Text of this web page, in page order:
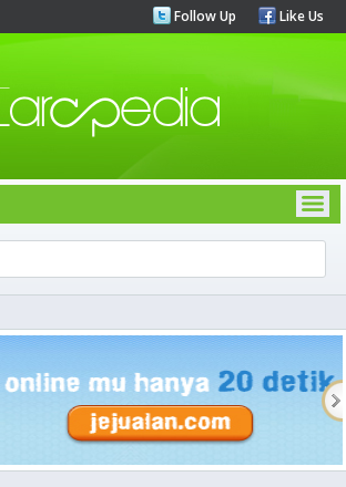
Follow Up Like Us